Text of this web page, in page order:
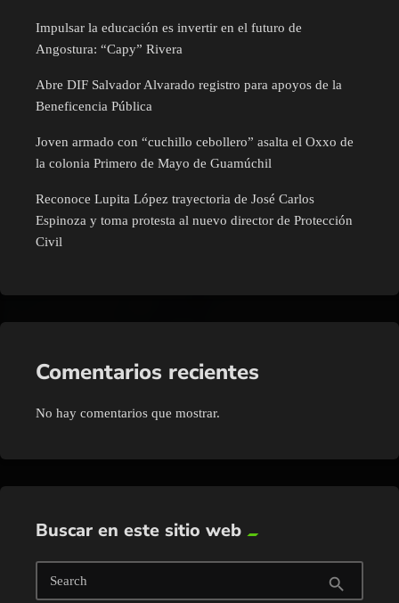
Impulsar la educación es invertir en el futuro de
Angostura: “Capy” Rivera
Abre DIF Salvador Alvarado registro para apoyos de la
Beneficencia Pública
Joven armado con “cuchillo cebollero” asalta el Oxxo de
la colonia Primero de Mayo de Guamúchil
Reconoce Lupita López trayectoria de José Carlos
Espinoza y toma protesta al nuevo director de Protección
Civil
Comentarios recientes
No hay comentarios que mostrar.
Buscar en este sitio web
Search search